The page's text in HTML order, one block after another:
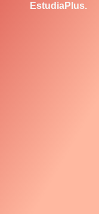
EstudiaPlus.